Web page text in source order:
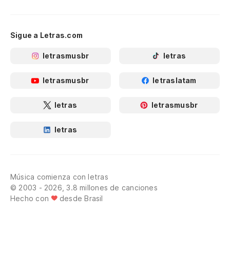
Sigue a Letras.com
letrasmusbr letras
letrasmusbr letraslatam
letras letrasmusbr
letras
Música comienza con letras
© 2003 - 2026, 3.8 millones de canciones
Hecho con
desde Brasil